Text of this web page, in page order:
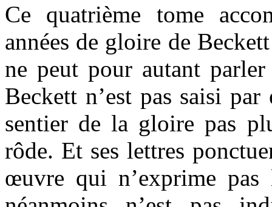
Ce quatrième tome
années de gloire de
ne peut pour autant
Beckett n’est pas saisi
sentier de la gloire pas
rôde. Et ses lettres
œuvre qui n’exprime